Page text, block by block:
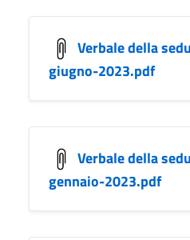
Verbale della
giugno-2023.pdf
Verbale della
gennaio-2023.pdf